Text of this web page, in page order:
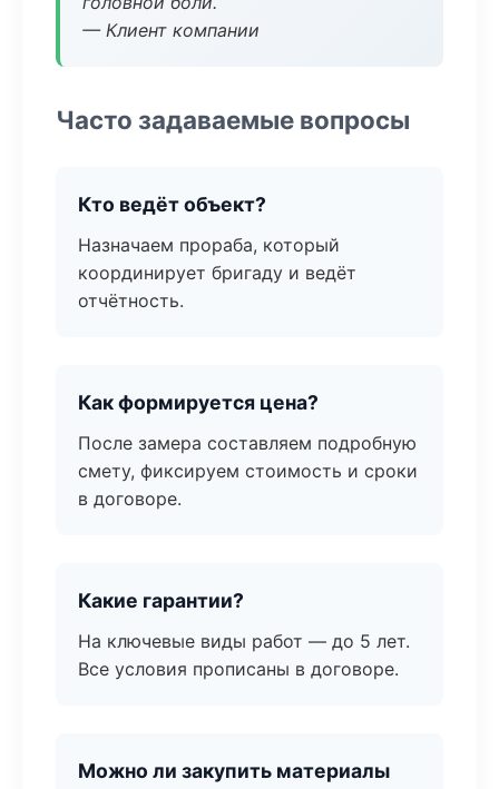
— Клиент компании
Часто задаваемые вопросы
Кто ведёт объект?
Назначаем прораба, который
координирует бригаду и ведёт
отчётность.
Как формируется цена?
После замера составляем подробную
смету, фиксируем стоимость и сроки
в договоре.
Какие гарантии?
На ключевые виды работ — до 5 лет.
Все условия прописаны в договоре.
Можно ли закупить материалы